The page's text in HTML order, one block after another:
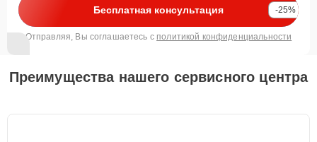
Бесплатная консультация -25%
Отправляя, Вы соглашаетесь с политикой конфиденциальности
Преимущества нашего сервисного центра